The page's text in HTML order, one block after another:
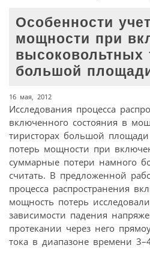
Особенности
мощности при
высоковольтных
большой
16 мая, 2012
Исследования процесса
включенного состояния в
тиристорах большой
потерь мощности при
суммарные потери намного
считать. В предложенной
процесса распространения
мощность потерь
зависимости падения
протекании через него
тока в диапазоне времени